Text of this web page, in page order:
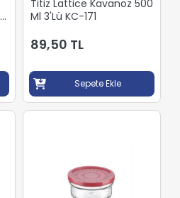
Titiz Lattice Kavanoz 500
Ml 3'Lü KC-171
89,50 TL
Sepete Ekle